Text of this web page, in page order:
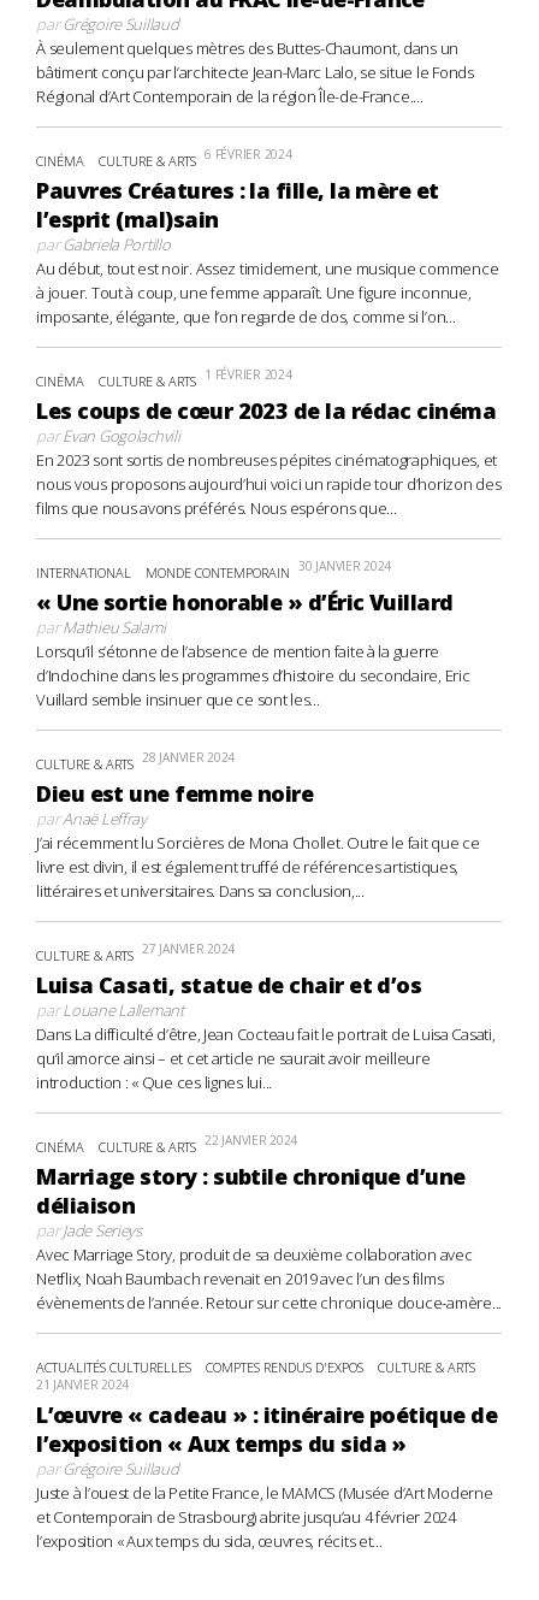
parGrégoire Suillaud
À seulement quelques mètres des Buttes-Chaumont, dans un
bâtiment conçu par l’architecte Jean-Marc Lalo, se situe le Fonds
Régional d’Art Contemporain de la région Île-de-France....
CINÉMA CULTURE & ARTS 6 FÉVRIER 2024
Pauvres Créatures : la fille, la mère et
l’esprit (mal)sain
parGabriela Portillo
Au début, tout est noir. Assez timidement, une musique commence
à jouer. Tout à coup, une femme apparaît. Une figure inconnue,
imposante, élégante, que l’on regarde de dos, comme si l’on...
CINÉMA CULTURE & ARTS 1 FÉVRIER 2024
Les coups de cœur 2023 de la rédac cinéma
parEvan Gogolachvili
En 2023 sont sortis de nombreuses pépites cinématographiques, et
nous vous proposons aujourd’hui voici un rapide tour d’horizon des
films que nous avons préférés. Nous espérons que...
INTERNATIONAL MONDE CONTEMPORAIN 30 JANVIER 2024
« Une sortie honorable » d’Éric Vuillard
parMathieu Salami
Lorsqu’il s’étonne de l’absence de mention faite à la guerre
d’Indochine dans les programmes d’histoire du secondaire, Eric
Vuillard semble insinuer que ce sont les...
CULTURE & ARTS 28 JANVIER 2024
Dieu est une femme noire
parAnaë Leffray
J’ai récemment lu Sorcières de Mona Chollet. Outre le fait que ce
livre est divin, il est également truffé de références artistiques,
littéraires et universitaires. Dans sa conclusion,...
CULTURE & ARTS 27 JANVIER 2024
Luisa Casati, statue de chair et d’os
parLouane Lallemant
Dans La difficulté d’être, Jean Cocteau fait le portrait de Luisa Casati,
qu’il amorce ainsi – et cet article ne saurait avoir meilleure
introduction : « Que ces lignes lui...
CINÉMA CULTURE & ARTS 22 JANVIER 2024
Marriage story : subtile chronique d’une
déliaison
parJade Serieys
Avec Marriage Story, produit de sa deuxième collaboration avec
Netflix, Noah Baumbach revenait en 2019 avec l’un des films
évènements de l’année. Retour sur cette chronique douce-amère...
ACTUALITÉS CULTURELLES COMPTES RENDUS D'EXPOS CULTURE & ARTS
21 JANVIER 2024
L’œuvre « cadeau » : itinéraire poétique de
l’exposition « Aux temps du sida »
parGrégoire Suillaud
Juste à l’ouest de la Petite France, le MAMCS (Musée d’Art Moderne
et Contemporain de Strasbourg) abrite jusqu’au 4 février 2024
l’exposition « Aux temps du sida, œuvres, récits et...